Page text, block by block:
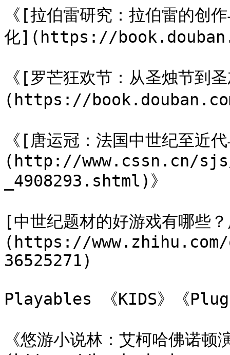
《[拉伯雷研究：拉伯雷的创
化](https://
《[罗芒狂欢节：从圣烛节到
(https://
《[唐运冠：法国中世纪至近
(http://www.cssn.cn/
_4908293.shtml)》
[中世纪题材的好游戏有哪些
(https://www.zhihu.com/
36525271)
Playables 《KIDS》《
《悠游小说林：艾柯哈佛诺